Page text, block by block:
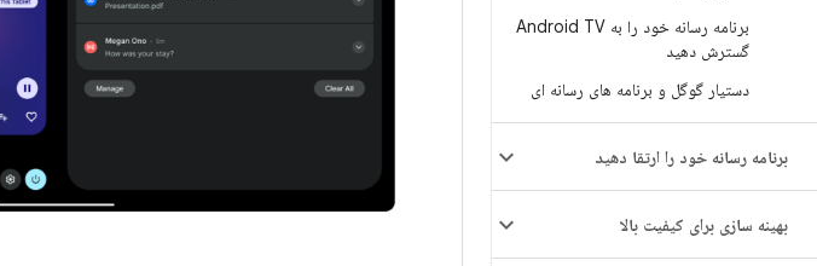
برنامه رسانه خود را به Android TV
گسترش دهید
دستیار گوگل و برنامه های رسانه ای
برنامه رسانه خود را ارتقا دهید
بهینه سازی برای کیفیت بالا